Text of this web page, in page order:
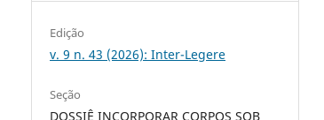
Edição
v. 9 n. 43 (2026): Inter-Legere
Seção
DOSSIÊ INCORPORAR CORPOS SOB